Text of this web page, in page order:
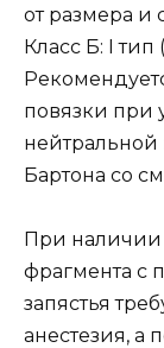
от размера и
Класс Б: I
повязки при
нейтральной
Бартона со
При наличии
фрагмента с
запястья
анестезия, а